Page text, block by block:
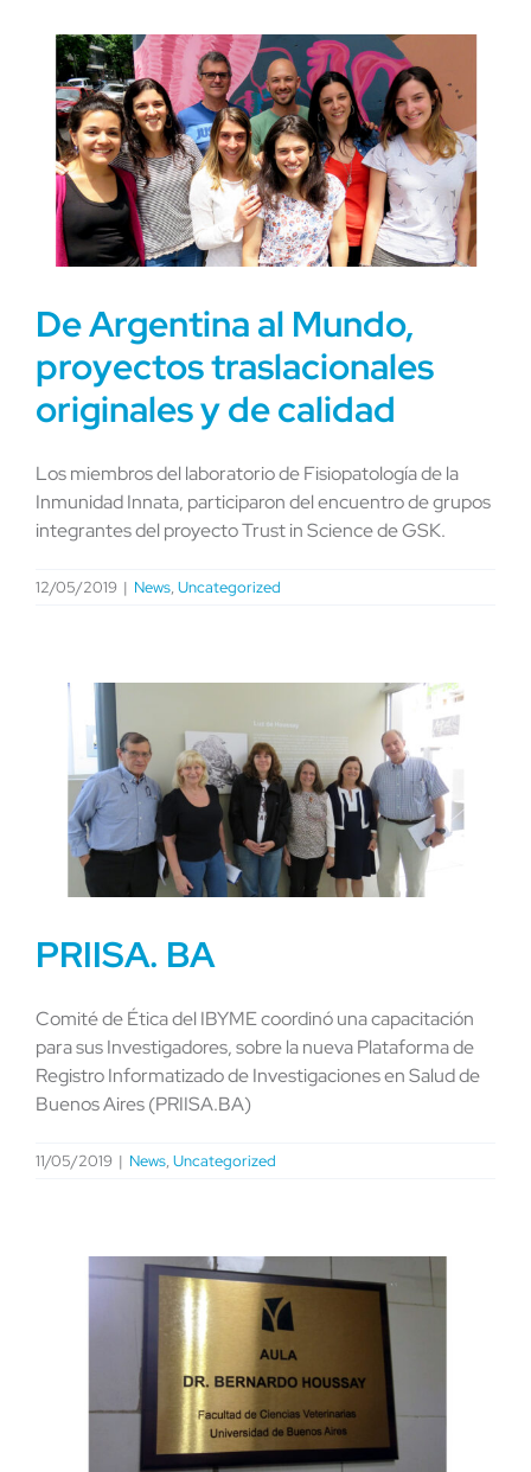
De Argentina al Mundo,
proyectos traslacionales
originales y de calidad
Los miembros del laboratorio de Fisiopatología de la
Inmunidad Innata, participaron del encuentro de grupos
integrantes del proyecto Trust in Science de GSK.
12/05/2019 | News,Uncategorized
PRIISA. BA
Comité de Ética del IBYME coordinó una capacitación
para sus Investigadores, sobre la nueva Plataforma de
Registro Informatizado de Investigaciones en Salud de
Buenos Aires (PRIISA.BA)
11/05/2019 | News,Uncategorized